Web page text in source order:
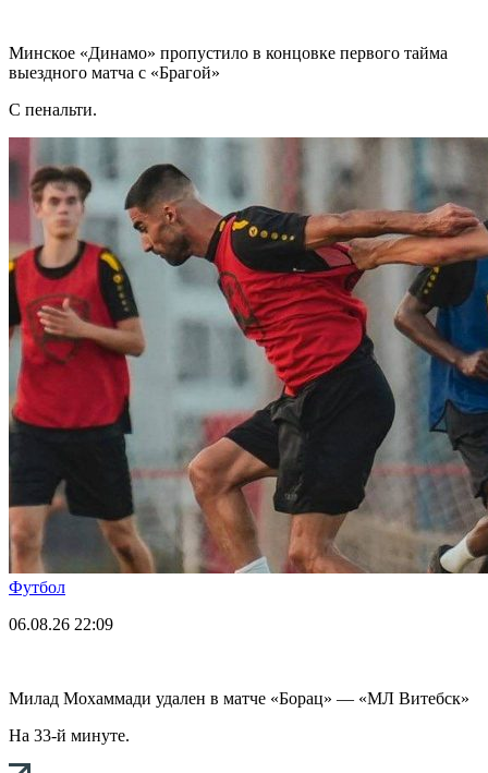
Минское «Динамо» пропустило в концовке первого тайма
выездного матча с «Брагой»
С пенальти.
Футбол
06.08.26 22:09
Милад Мохаммади удален в матче «Борац» — «МЛ Витебск»
На 33-й минуте.